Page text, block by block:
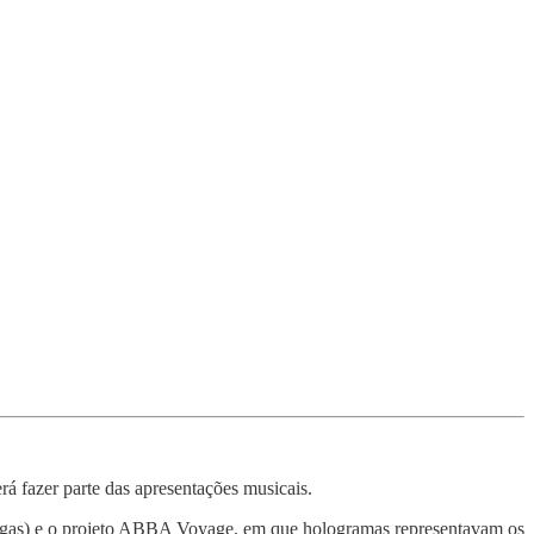
fazer parte das apresentações musicais.
e o projeto ABBA Voyage, em que hologramas representavam os